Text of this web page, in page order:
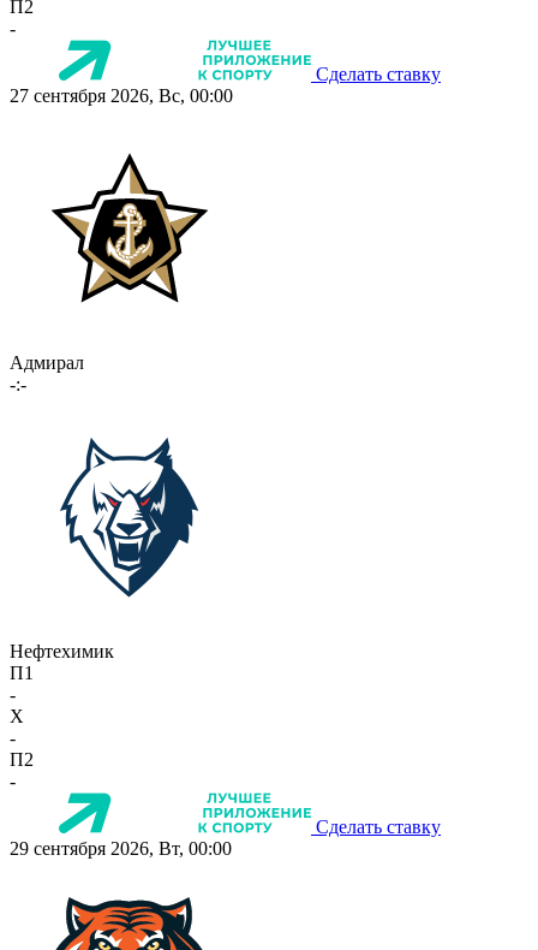
П2
-
Сделать ставку
27 сентября 2026, Вс, 00:00
Адмирал
-:-
Нефтехимик
П1
-
X
-
П2
-
Сделать ставку
29 сентября 2026, Вт, 00:00